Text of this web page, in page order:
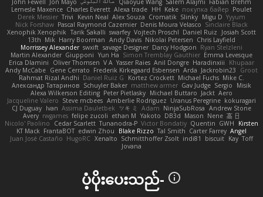
John Fewell Jon Mayo مالك البلوشي Qiaoyue Wang Salem Alajmi Fabian Brehm
Lemesle Maxence Charles Everett Alexa trade HH Keke покупка байер Poulet
Derek Messier Trivi Kevin Neal Alex Souza Cromatik Slinky Migu D Yyyum
Nick Forshaw Pascal Raymond Cazemier Denis Moura Velasco Sinclaire Black
Xenophik Xenophik Tarik Sakalli swarfey Vojtech Proschl Daniel Ruiz
Josiah Scott
13th Mik Harry Boorman Andy Davis Nikolai Petersen Chris Layfield
Morrissey Alexander swxift savage Designer Darcy Hodgson Ryan Stelzleni
Martin Alexander Giupponi Yun Ha Simon Tremblay Gauthier Emma Levesque
Erica Dlamini
Oliver Thomsen V A Yasser Raies Anil Dongre Haradinxiii
Khupaar
Andy McCabe Gene Cerrato Frederik Kirkegaard Esbensen Arda Jackrobin23
Groot
Rahmat Rizal Andhi Daniel Ruiz G Kortez Crockett Michael Fuchs Mike C.
Александр Татаринов Schuyler Baker matthew armer Gav Judge Sergio
Misik
Alexa Wilkerson Editing Peter Pietlasky Michael Buttaro Jackt Aero
Jacqueline Valero Steve mcbees Amberlie Rodriguez Uranus Peregrine kokuragari
CJ Duguay Ivan Assima Dauletbek ツキ ミ Adam NinjaSubRosa Andrew Stone
Avery rwgames felipe zucoli ethan M Yakoto DB3d Mason Nene 高 日
Nicolo' Paolino
Cedar Scarlett Tunanodra-P Victor Bondatiy Quentin GWH
Kirsten
KT Mack FrantaBOT edwin Zhou Blake Rizzo Tal Smith Carter Farrey Angel
Juan José Castaño HugoRC Xenalto Schmitthoffer Zsolt indi81 biscuit Kay Toff
Jovana
ပံ့ပိုးပေးသည်-